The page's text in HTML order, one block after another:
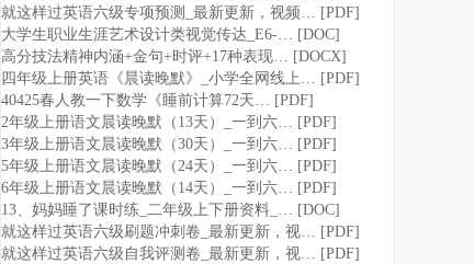
就这样过英语六级专项预测_最新更新，视频… [PDF]
大学生职业生涯艺术设计类视觉传达_E6-… [DOC]
高分技法精神内涵+金句+时评+17种表现… [DOCX]
四年级上册英语《晨读晚默》_小学全网线上… [PDF]
40425春人教一下数学《睡前计算72天… [PDF]
2年级上册语文晨读晚默（13天）_一到六… [PDF]
3年级上册语文晨读晚默（30天）_一到六… [PDF]
5年级上册语文晨读晚默（24天）_一到六… [PDF]
6年级上册语文晨读晚默（14天）_一到六… [PDF]
13、妈妈睡了课时练_二年级上下册资料_… [DOC]
就这样过英语六级刷题冲刺卷_最新更新，视… [PDF]
就这样过英语六级自我评测卷_最新更新，视… [PDF]